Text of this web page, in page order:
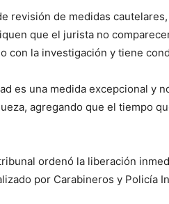
revisión de medidas
que el jurista no
con la investigación y tiene
es una medida excepcional y
agregando que el tiempo
ordenó la liberación
por Carabineros y Policía